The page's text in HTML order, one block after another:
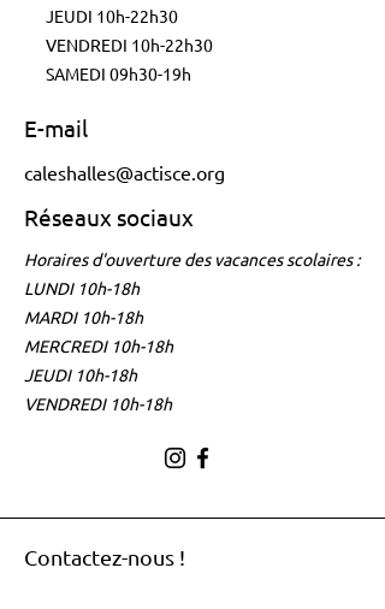
JEUDI 10h-22h30
VENDREDI 10h-22h30
SAMEDI 09h30-19h
E-mail
caleshalles@actisce.org
Réseaux sociaux
Horaires d'ouverture des vacances scolaires :
LUNDI 10h-18h
MARDI 10h-18h
MERCREDI 10h-18h
JEUDI 10h-18h
VENDREDI 10h-18h
Contactez-nous !